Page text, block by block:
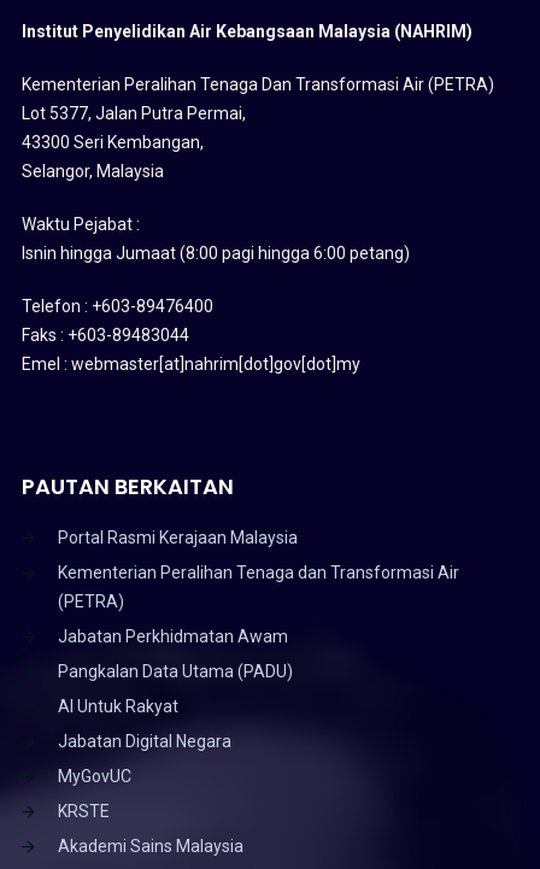
Institut Penyelidikan Air Kebangsaan Malaysia (NAHRIM)
Kementerian Peralihan Tenaga Dan Transformasi Air (PETRA)
Lot 5377, Jalan Putra Permai,
43300 Seri Kembangan,
Selangor, Malaysia
Waktu Pejabat :
Isnin hingga Jumaat (8:00 pagi hingga 6:00 petang)
Telefon : +603-89476400
Faks : +603-89483044
Emel : webmaster[at]nahrim[dot]gov[dot]my
PAUTAN BERKAITAN
Portal Rasmi Kerajaan Malaysia
Kementerian Peralihan Tenaga dan Transformasi Air
(PETRA)
Jabatan Perkhidmatan Awam
Pangkalan Data Utama (PADU)
AI Untuk Rakyat
Jabatan Digital Negara
MyGovUC
KRSTE
Akademi Sains Malaysia